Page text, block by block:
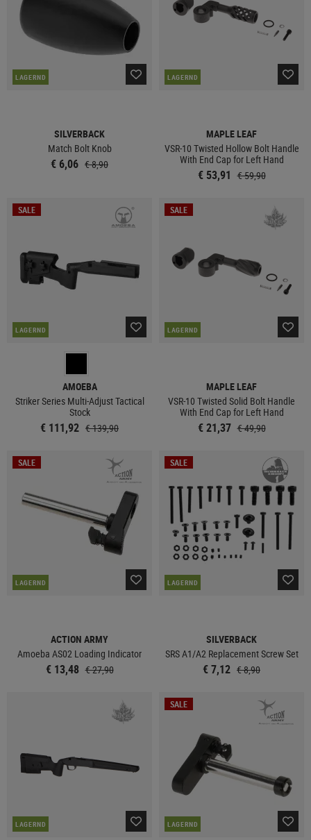
LAGERND
SILVERBACK
Match Bolt Knob
€ 6,06 € 8,90
LAGERND
MAPLE LEAF
VSR-10 Twisted Hollow Bolt Handle
With End Cap for Left Hand
€ 53,91 € 59,90
SALE
LAGERND
AMOEBA
Striker Series Multi-Adjust Tactical
Stock
€ 111,92 € 139,90
SALE
LAGERND
MAPLE LEAF
VSR-10 Twisted Solid Bolt Handle
With End Cap for Left Hand
€ 21,37 € 49,90
SALE
LAGERND
ACTION ARMY
Amoeba AS02 Loading Indicator
€ 13,48 € 27,90
SALE
LAGERND
SILVERBACK
SRS A1/A2 Replacement Screw Set
€ 7,12 € 8,90
LAGERND
SALE
LAGERND